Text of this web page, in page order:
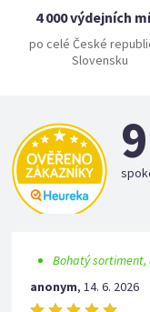
4 000 výdejních
po celé České
Slovensku
Bohatý sortiment,
anonym,14. 6. 2026